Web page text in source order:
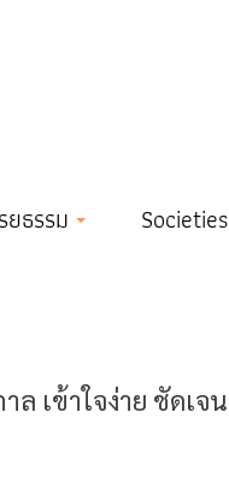
ธรรม Societies
เข้าใจง่าย ชัดเจน